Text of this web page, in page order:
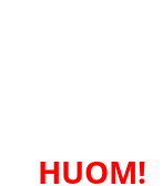
HUOM!